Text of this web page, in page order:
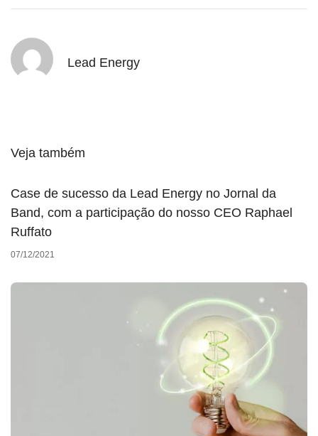
Lead Energy
Veja também
Case de sucesso da Lead Energy no Jornal da
Band, com a participação do nosso CEO Raphael
Ruffato
07/12/2021